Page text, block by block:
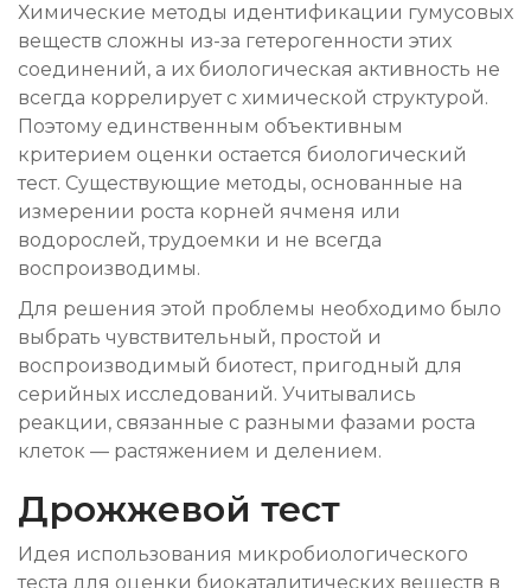
Химические методы идентификации гумусовых
веществ сложны из-за гетерогенности этих
соединений, а их биологическая активность не
всегда коррелирует с химической структурой.
Поэтому единственным объективным
критерием оценки остается биологический
тест. Существующие методы, основанные на
измерении роста корней ячменя или
водорослей, трудоемки и не всегда
воспроизводимы.
Для решения этой проблемы необходимо было
выбрать чувствительный, простой и
воспроизводимый биотест, пригодный для
серийных исследований. Учитывались
реакции, связанные с разными фазами роста
клеток — растяжением и делением.
Дрожжевой тест
Идея использования микробиологического
теста для оценки биокаталитических веществ в